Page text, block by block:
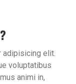
adipisicing elit.
voluptatibus
animi in,